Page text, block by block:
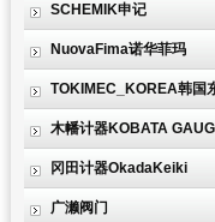
SCHEMIK申记
NuovaFima诺华菲玛
TOKIMEC_KOREA韩国
木幡计器KOBATA
冈田计器OkadaKeiki
广濑阀门